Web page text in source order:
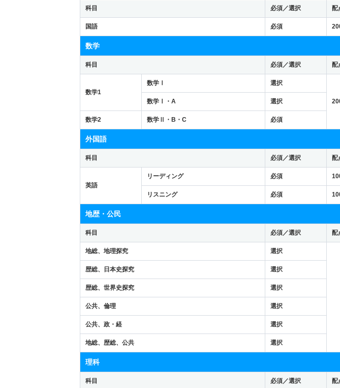
科目 必須／選択 配
国語 必須
数学
科目 必須／選択 配
数学1
数学Ⅰ 選択
数学Ⅰ・A 選択
数学2 数学Ⅱ・B・C 必須
外国語
科目 必須／選択 配
英語
リーディング 必須
リスニング
必須
地歴・公民
科目 必須／選択 配
地総、地理探究 選択
歴総、日本史探究 選択
歴総、世界史探究 選択
公共、倫理 選択
公共、政・経 選択
地総、歴総、公共 選択
理科
科目 必須／選択 配